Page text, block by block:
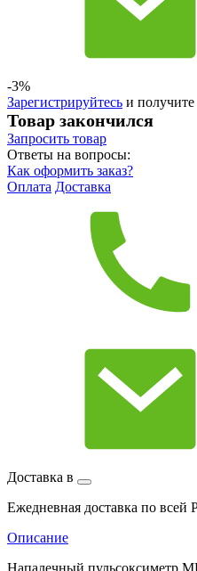
-3%
Зарегистрируйтесь и получите
Товар закончился
Запросить товар
Ответы на вопросы:
Как оформить заказ?
Оплата Доставка
Доставка в
Ежедневная доставка по всей
Описание
Напалечный пульсоксиметр